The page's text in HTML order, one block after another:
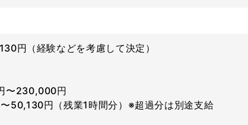
円（経験などを考慮して決定）
〜230,000円
円（残業1時間分）※超過分は別途支給